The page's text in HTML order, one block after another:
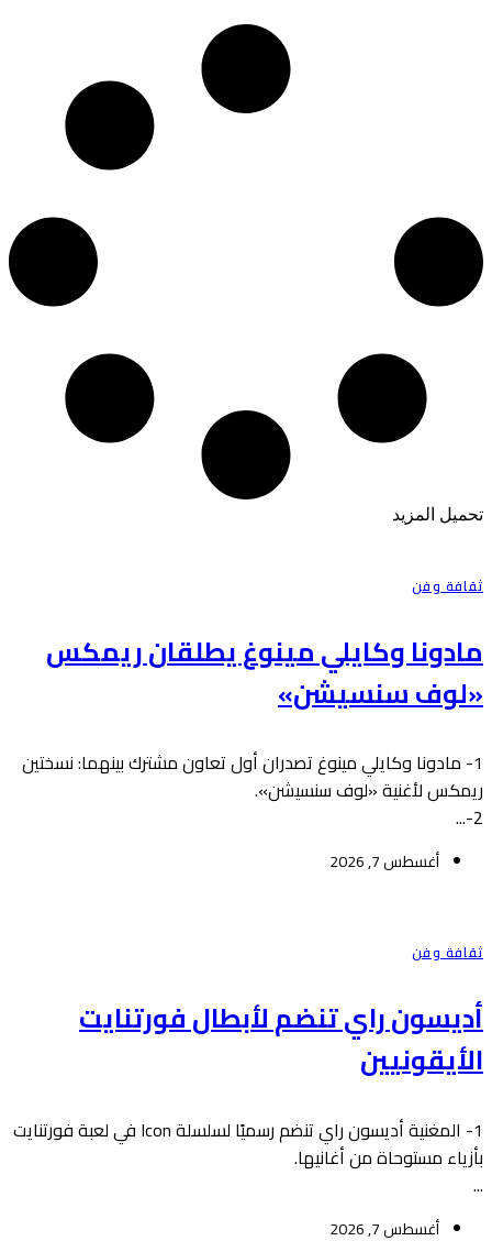
تحميل المزيد
ثقافة وفن
مادونا وكايلي مينوغ يطلقان ريمكس
«لوف سنسيشن»
1- مادونا وكايلي مينوغ تصدران أول تعاون مشترك بينهما: نسختين
ريمكس لأغنية «لوف سنسيشن».
2-...
أغسطس 7, 2026
ثقافة وفن
أديسون راي تنضم لأبطال فورتنايت
الأيقونيين
1- المغنية أديسون راي تنضم رسميًا لسلسلة Icon في لعبة فورتنايت
بأزياء مستوحاة من أغانيها.
...
أغسطس 7, 2026